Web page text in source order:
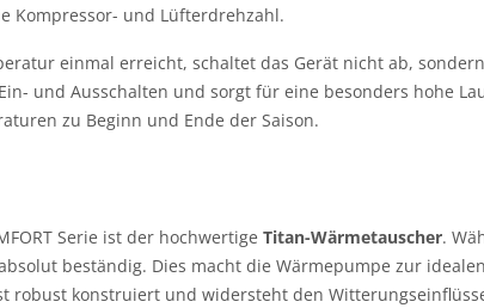
Kompressor- und Lüfterdrehzahl.
einmal erreicht, schaltet das Gerät nicht ab,
und Ausschalten und sorgt für eine besonders hohe
zu Beginn und Ende der Saison.
Serie ist der hochwertige Titan-Wärmetauscher.
beständig. Dies macht die Wärmepumpe zur
robust konstruiert und widersteht den